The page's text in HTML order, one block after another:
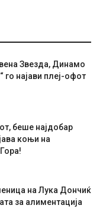
Звезда, Динамо
го најави плеј-офот
беше најдобар
коњи на
на Лука Дончиќ
за алиментација